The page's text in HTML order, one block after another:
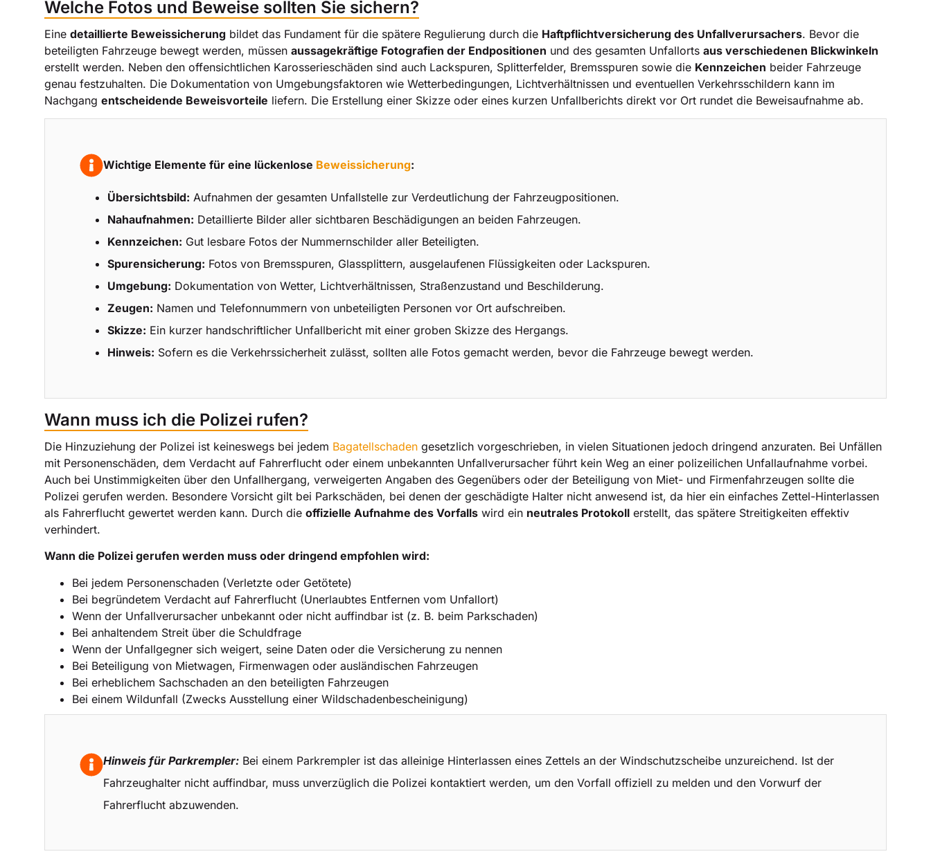
Welche Fotos und Beweise sollten Sie sichern?
Eine detaillierte Beweissicherung bildet das Fundament für die spätere Regulierung durch die Haftpflichtversicherung des Unfallverursachers. Bevor die
beteiligten Fahrzeuge bewegt werden, müssen aussagekräftige Fotografien der Endpositionen und des gesamten Unfallorts aus verschiedenen Blickwinkeln
erstellt werden. Neben den offensichtlichen Karosserieschäden sind auch Lackspuren, Splitterfelder, Bremsspuren sowie die Kennzeichen beider Fahrzeuge
genau festzuhalten. Die Dokumentation von Umgebungsfaktoren wie Wetterbedingungen, Lichtverhältnissen und eventuellen Verkehrsschildern kann im
Nachgang entscheidende Beweisvorteile liefern. Die Erstellung einer Skizze oder eines kurzen Unfallberichts direkt vor Ort rundet die Beweisaufnahme ab.
Wichtige Elemente für eine lückenlose Beweissicherung:
Übersichtsbild: Aufnahmen der gesamten Unfallstelle zur Verdeutlichung der Fahrzeugpositionen.
Nahaufnahmen: Detaillierte Bilder aller sichtbaren Beschädigungen an beiden Fahrzeugen.
Kennzeichen: Gut lesbare Fotos der Nummernschilder aller Beteiligten.
Spurensicherung: Fotos von Bremsspuren, Glassplittern, ausgelaufenen Flüssigkeiten oder Lackspuren.
Umgebung: Dokumentation von Wetter, Lichtverhältnissen, Straßenzustand und Beschilderung.
Zeugen: Namen und Telefonnummern von unbeteiligten Personen vor Ort aufschreiben.
Skizze: Ein kurzer handschriftlicher Unfallbericht mit einer groben Skizze des Hergangs.
Hinweis: Sofern es die Verkehrssicherheit zulässt, sollten alle Fotos gemacht werden, bevor die Fahrzeuge bewegt werden.
Wann muss ich die Polizei rufen?
Die Hinzuziehung der Polizei ist keineswegs bei jedem Bagatellschaden gesetzlich vorgeschrieben, in vielen Situationen jedoch dringend anzuraten. Bei Unfällen
mit Personenschäden, dem Verdacht auf Fahrerflucht oder einem unbekannten Unfallverursacher führt kein Weg an einer polizeilichen Unfallaufnahme vorbei.
Auch bei Unstimmigkeiten über den Unfallhergang, verweigerten Angaben des Gegenübers oder der Beteiligung von Miet- und Firmenfahrzeugen sollte die
Polizei gerufen werden. Besondere Vorsicht gilt bei Parkschäden, bei denen der geschädigte Halter nicht anwesend ist, da hier ein einfaches Zettel-Hinterlassen
als Fahrerflucht gewertet werden kann. Durch die offizielle Aufnahme des Vorfalls wird ein neutrales Protokoll erstellt, das spätere Streitigkeiten effektiv
verhindert.
Wann die Polizei gerufen werden muss oder dringend empfohlen wird:
Bei jedem Personenschaden (Verletzte oder Getötete)
Bei begründetem Verdacht auf Fahrerflucht (Unerlaubtes Entfernen vom Unfallort)
Wenn der Unfallverursacher unbekannt oder nicht auffindbar ist (z. B. beim Parkschaden)
Bei anhaltendem Streit über die Schuldfrage
Wenn der Unfallgegner sich weigert, seine Daten oder die Versicherung zu nennen
Bei Beteiligung von Mietwagen, Firmenwagen oder ausländischen Fahrzeugen
Bei erheblichem Sachschaden an den beteiligten Fahrzeugen
Bei einem Wildunfall (Zwecks Ausstellung einer Wildschadenbescheinigung)
Hinweis für Parkrempler: Bei einem Parkrempler ist das alleinige Hinterlassen eines Zettels an der Windschutzscheibe unzureichend. Ist der
Fahrzeughalter nicht auffindbar, muss unverzüglich die Polizei kontaktiert werden, um den Vorfall offiziell zu melden und den Vorwurf der
Fahrerflucht abzuwenden.